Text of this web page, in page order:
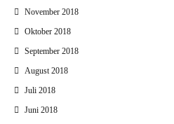
November 2018
Oktober 2018
September 2018
August 2018
Juli 2018
Juni 2018